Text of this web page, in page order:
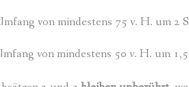
von mindestens 75 v. H. um 2
von mindestens 50 v. H. um